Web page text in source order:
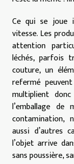
Ce qui se joue
vitesse. Les
attention
léchés, parfois
couture, un
refermé
multiplient
l’emballage
contamination,
aussi d’autres
l’objet arrive
sans poussière,